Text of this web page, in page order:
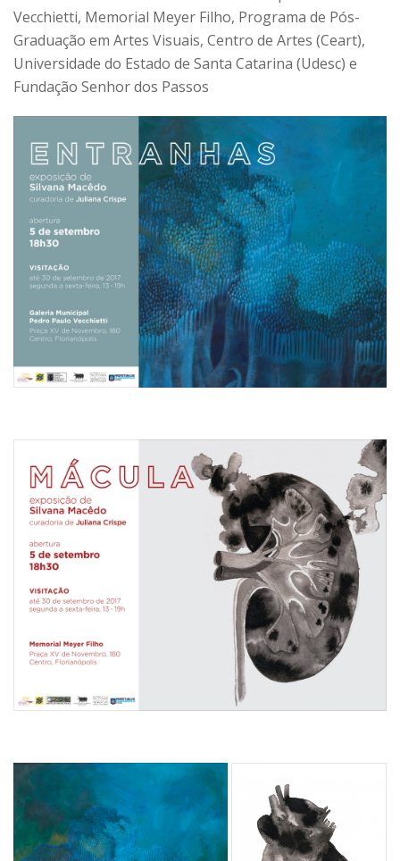
Vecchietti, Memorial Meyer Filho, Programa de Pós-
Graduação em Artes Visuais, Centro de Artes (Ceart),
Universidade do Estado de Santa Catarina (Udesc) e
Fundação Senhor dos Passos